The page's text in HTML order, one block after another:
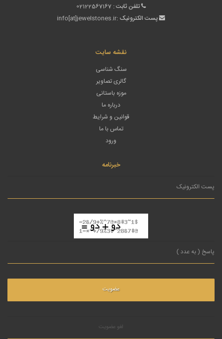
تلفن ثابت : 02122567167
پست الکترونیک :info[at]jewelstones.ir
نقشه سایت
سنگ شناسی
گالری تصاویر
موزه باستانی
درباره ما
قوانین و شرایط
تماس با ما
ورود
خبرنامه
لغو عضویت